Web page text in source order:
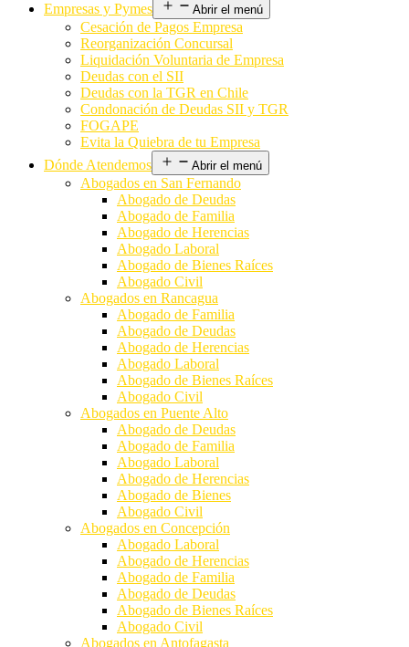
Empresas y Pymes
Abrir el menú
Cesación de Pagos Empresa
Reorganización Concursal
Liquidación Voluntaria de Empresa
Deudas con el SII
Deudas con la TGR en Chile
Condonación de Deudas SII y TGR
FOGAPE
Evita la Quiebra de tu Empresa
Dónde Atendemos
Abrir el menú
Abogados en San Fernando
Abogado de Deudas
Abogado de Familia
Abogado de Herencias
Abogado Laboral
Abogado de Bienes Raíces
Abogado Civil
Abogados en Rancagua
Abogado de Familia
Abogado de Deudas
Abogado de Herencias
Abogado Laboral
Abogado de Bienes Raíces
Abogado Civil
Abogados en Puente Alto
Abogado de Deudas
Abogado de Familia
Abogado Laboral
Abogado de Herencias
Abogado de Bienes
Abogado Civil
Abogados en Concepción
Abogado Laboral
Abogado de Herencias
Abogado de Familia
Abogado de Deudas
Abogado de Bienes Raíces
Abogado Civil
Abogados en Antofagasta